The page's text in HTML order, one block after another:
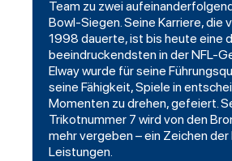
Team zu zwei
Bowl-Siegen. Seine Karriere, die
1998 dauerte, ist bis heute eine
beeindruckendsten in der NFL-
Elway wurde für seine
seine Fähigkeit, Spiele in
Momenten zu drehen, gefeiert.
Trikotnummer 7 wird von den
mehr vergeben – ein Zeichen der
Leistungen.